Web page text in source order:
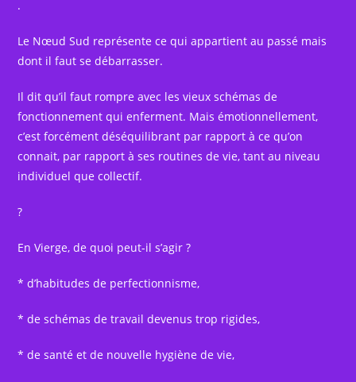
.
Le Nœud Sud représente ce qui appartient au passé mais
dont il faut se débarrasser.
Il dit qu’il faut rompre avec les vieux schémas de
fonctionnement qui enferment. Mais émotionnellement,
c’est forcément déséquilibrant par rapport à ce qu’on
connait, par rapport à ses routines de vie, tant au niveau
individuel que collectif.
?
En Vierge, de quoi peut-il s’agir ?
* d’habitudes de perfectionnisme,
* de schémas de travail devenus trop rigides,
* de santé et de nouvelle hygiène de vie,